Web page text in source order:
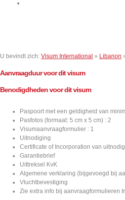
U bevindt zich: Visum International » Libanon
Aanvraagduur voor dit visum
Benodigdheden voor dit visum
Paspoort met een geldigheid van
Pasfotos (formaat: 5 cm x 5 cm) : 2
Visumaanvraagformulier : 1
Uitnodiging
Certificate of Incorporation van
Garantiebrief
Uittreksel KvK
Algemene verklaring (bijgevoegd bij
Vluchtbevestiging
Zie extra info bij aanvraagformulieren